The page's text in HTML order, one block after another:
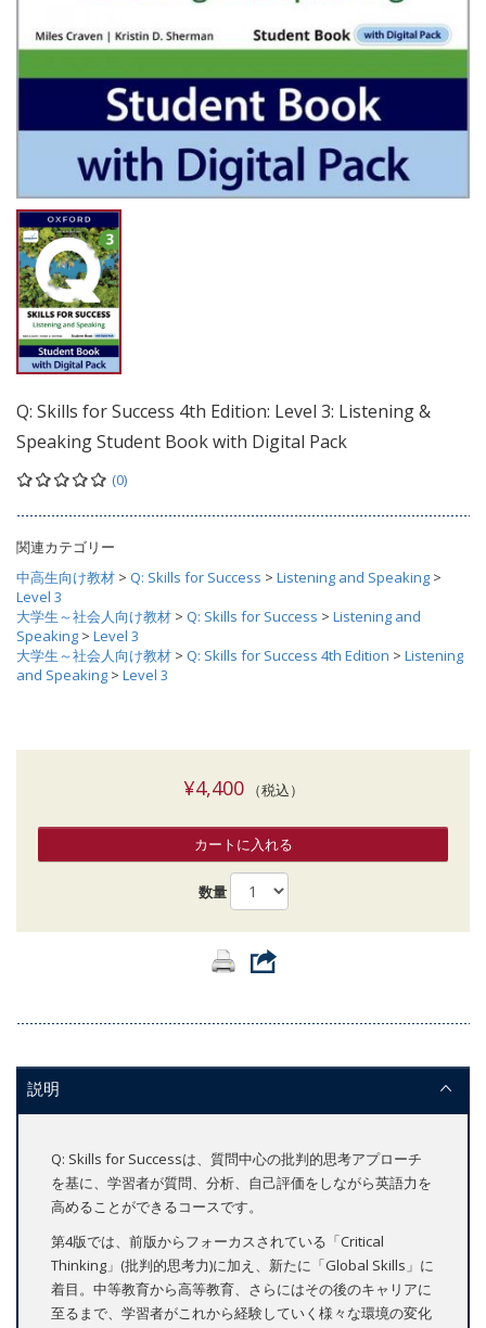
Q: Skills for Success 4th Edition: Level 3: Listening &
Speaking Student Book with Digital Pack
(0)
関連カテゴリー
中高生向け教材 > Q: Skills for Success > Listening and Speaking >
Level 3
大学生～社会人向け教材 > Q: Skills for Success > Listening and
Speaking > Level 3
大学生～社会人向け教材 > Q: Skills for Success 4th Edition > Listening
and Speaking > Level 3
¥4,400（税込）
カートに入れる
数量
説明
Q: Skills for Successは、質問中心の批判的思考アプローチ
を基に、学習者が質問、分析、自己評価をしながら英語力を
高めることができるコースです。
第4版では、前版からフォーカスされている「Critical
Thinking」(批判的思考力)に加え、新たに「Global Skills」に
着目。中等教育から高等教育、さらにはその後のキャリアに
至るまで、学習者がこれから経験していく様々な環境の変化